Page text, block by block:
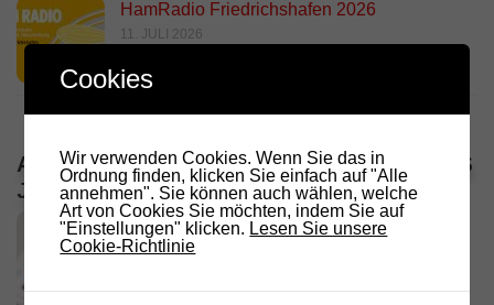
HamRadio Friedrichshafen 2026
11. JULI 2026
ALLE VERANSTALTUNGEN / TERMINE DES
JAHRES
Cookies
Wir verwenden Cookies. Wenn Sie das in
Ordnung finden, klicken Sie einfach auf "Alle
annehmen". Sie können auch wählen, welche
Art von Cookies Sie möchten, indem Sie auf
"Einstellungen" klicken. Lesen Sie unsere
Cookie-Richtlinie